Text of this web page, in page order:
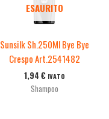
ESAURITO
Sunsilk Sh.250Ml Bye Bye
Crespo Art.2541482
1,94 € IVATO
Shampoo